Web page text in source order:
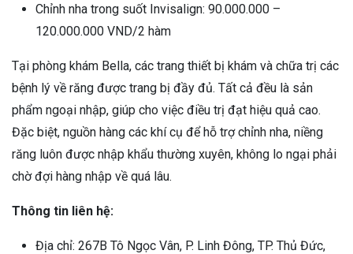
Chỉnh nha trong suốt Invisalign: 90.000.000 –
120.000.000 VND/2 hàm
Tại phòng khám Bella, các trang thiết bị khám và chữa trị các
bệnh lý về răng được trang bị đầy đủ. Tất cả đều là sản
phẩm ngoại nhập, giúp cho việc điều trị đạt hiệu quả cao.
Đặc biệt, nguồn hàng các khí cụ để hỗ trợ chỉnh nha, niềng
răng luôn được nhập khẩu thường xuyên, không lo ngại phải
chờ đợi hàng nhập về quá lâu.
Thông tin liên hệ:
Địa chỉ: 267B Tô Ngọc Vân, P. Linh Đông, TP. Thủ Đức,